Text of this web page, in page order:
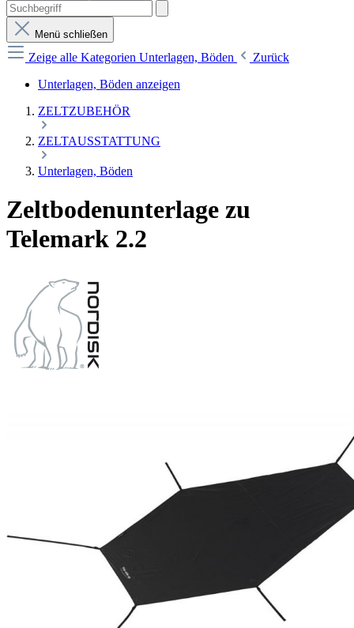
Menü schließen
Zeige alle Kategorien Unterlagen, Böden
Zurück
Unterlagen, Böden anzeigen
ZELTZUBEHÖR
ZELTAUSSTATTUNG
Unterlagen, Böden
Zeltbodenunterlage zu
Telemark 2.2